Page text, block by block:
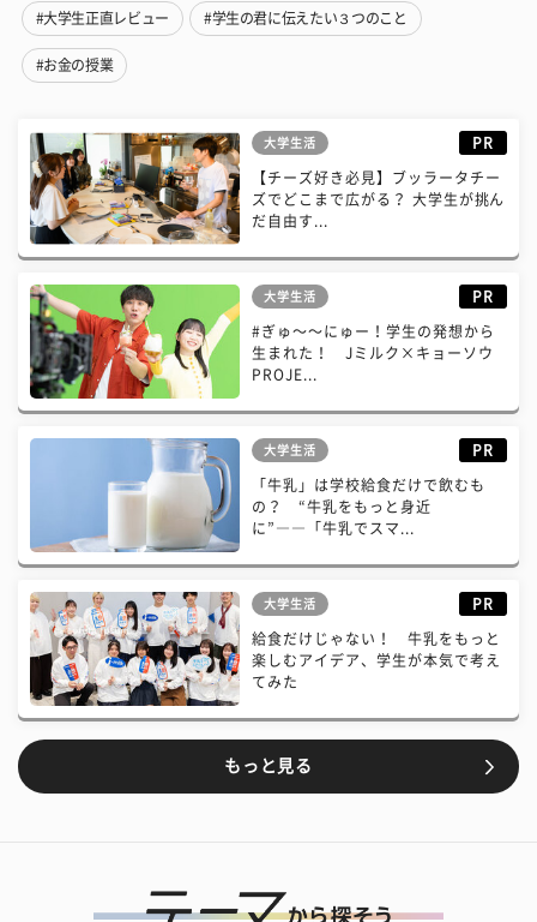
#大学生正直レビュー #学生の君に伝えたい３つのこと
#お金の授業
大学生活 PR
【チーズ好き必見】ブッラータチー
ズでどこまで広がる？ 大学生が挑ん
だ自由す...
大学生活 PR
#ぎゅ〜〜にゅー！学生の発想から
生まれた！ Jミルク×キョーソウ
PROJE...
大学生活 PR
「牛乳」は学校給食だけで飲むも
の？ “牛乳をもっと身近
に”――「牛乳でスマ...
大学生活 PR
給食だけじゃない！ 牛乳をもっと
楽しむアイデア、学生が本気で考え
てみた
もっと見る